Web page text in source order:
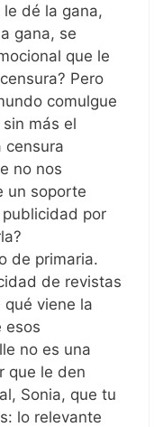
dé la gana,
gana, se
que le
Pero
comulgue
más el
censura
no nos
un soporte
por
de primaria.
de revistas
qué viene la
esos
no es una
que le den
Sonia, que tu
lo relevante